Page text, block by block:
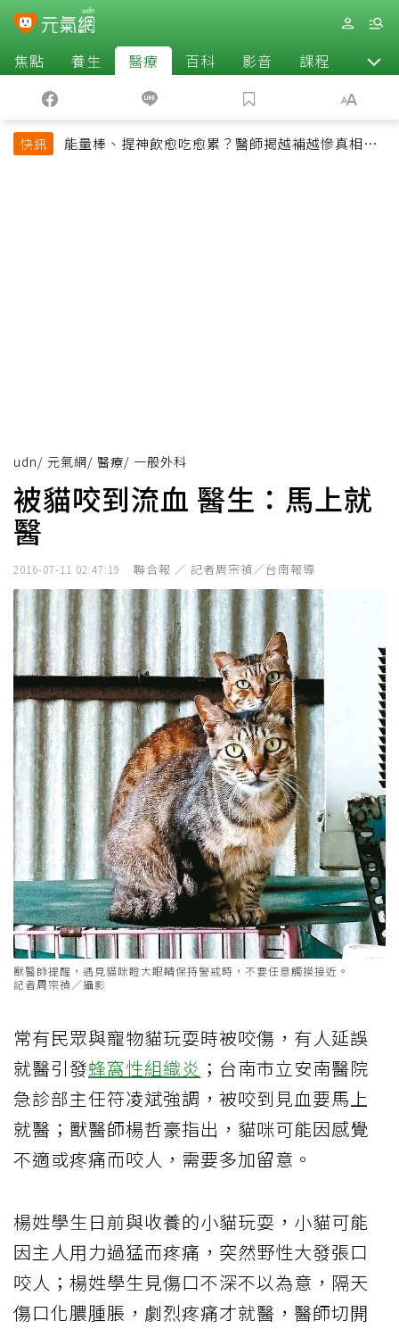
焦點 養生 醫療 百科 影音 課程 退休
快訊
能量棒、提神飲愈吃愈累？醫師揭越補越慘真相：
udn/ 元氣網/ 醫療/ 一般外科
被貓咬到流血 醫生：馬上就
醫
2016-07-11 02:47:19 聯合報 ／ 記者周宗禎／台南報導
獸醫師提醒，遇見貓咪瞪大眼睛保持警戒時，不要任意觸摸接近。
記者周宗禎／攝影
常有民眾與寵物貓玩耍時被咬傷，有人延誤
就醫引發蜂窩性組織炎 ；台南市立安南醫院
急診部主任符凌斌強調，被咬到見血要馬上
就醫；獸醫師楊哲豪指出，貓咪可能因感覺
不適或疼痛而咬人，需要多加留意。
楊姓學生日前與收養的小貓玩耍，小貓可能
因主人用力過猛而疼痛，突然野性大發張口
咬人；楊姓學生見傷口不深不以為意，隔天
傷口化膿腫脹，劇烈疼痛才就醫，醫師切開